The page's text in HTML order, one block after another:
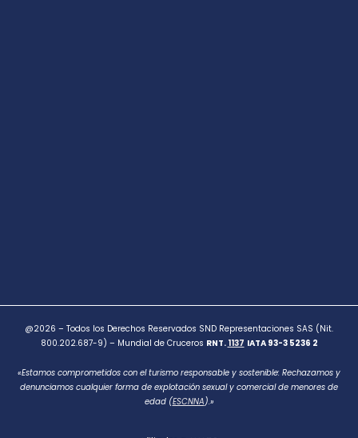
@2026 – Todos los Derechos Reservados SND Representaciones SAS (Nit.
800.202.687-9) – Mundial de Cruceros RNT. 1137 IATA 93-3 5236 2
«Estamos comprometidos con el turismo responsable y sostenible: Rechazamos y
denunciamos cualquier forma de explotación sexual y comercial de menores de
edad (ESCNNA).»